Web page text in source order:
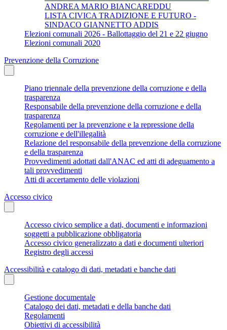
ANDREA MARIO BIANCAREDDU
LISTA CIVICA TRADIZIONE E FUTURO -
SINDACO GIANNETTO ADDIS
Elezioni comunali 2026 - Ballottaggio del 21 e 22 giugno
Elezioni comunali 2020
Prevenzione della Corruzione
Piano triennale della prevenzione della corruzione e della
trasparenza
Responsabile della prevenzione della corruzione e della
trasparenza
Regolamenti per la prevenzione e la repressione della
corruzione e dell'illegalità
Relazione del responsabile della prevenzione della corruzione
e della trasparenza
Provvedimenti adottati dall'ANAC ed atti di adeguamento a
tali provvedimenti
Atti di accertamento delle violazioni
Accesso civico
Accesso civico semplice a dati, documenti e informazioni
soggetti a pubblicazione obbligatoria
Accesso civico generalizzato a dati e documenti ulteriori
Registro degli accessi
Accessibilità e catalogo di dati, metadati e banche dati
Gestione documentale
Catalogo dei dati, metadati e della banche dati
Regolamenti
Obiettivi di accessibilità